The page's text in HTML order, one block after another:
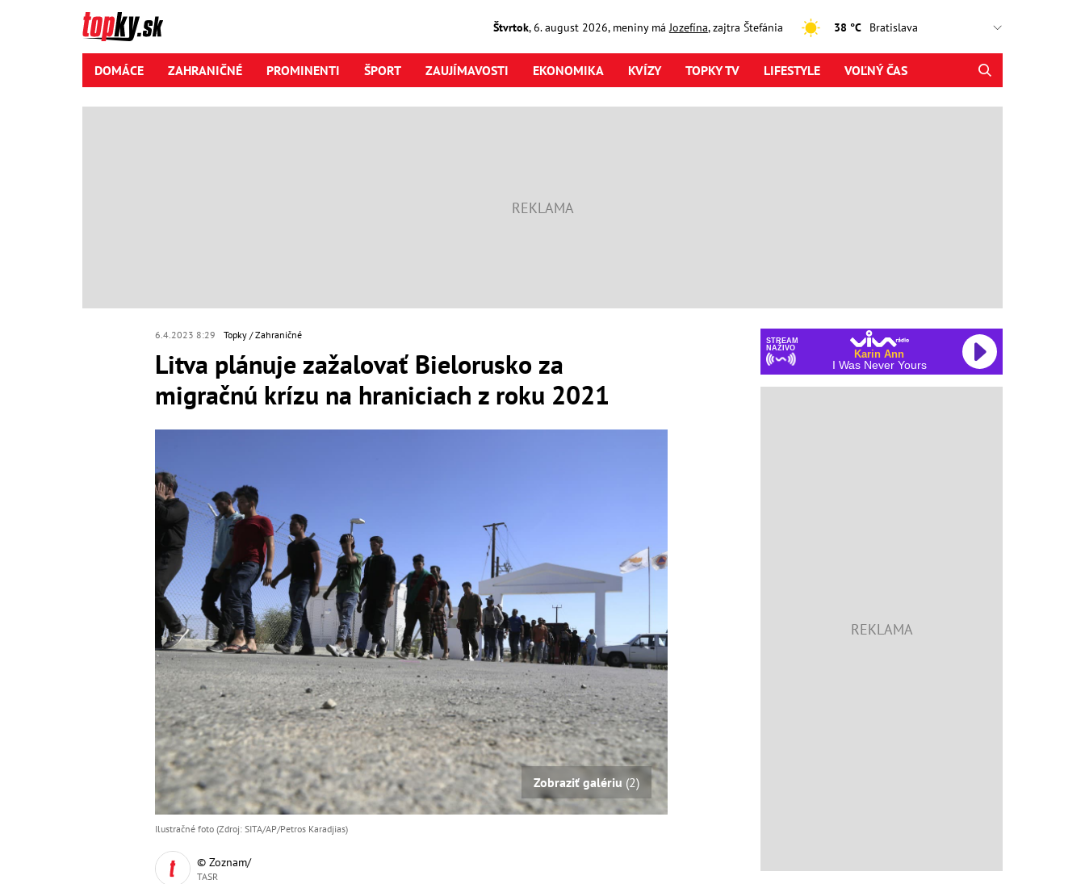
Štvrtok,6. august2026, meniny má Jozefína, zajtra Štefánia 38 °C
DOMÁCE ZAHRANIČNÉ PROMINENTI ŠPORT ZAUJÍMAVOSTI EKONOMIKA KVÍZY TOPKY TV LIFESTYLE VOĽNÝ ČAS
6.4.2023 8:29 Topky Zahraničné
Litva plánuje zažalovať Bielorusko za
migračnú krízu na hraniciach z roku 2021
Zobraziť galériu (2)
Ilustračné foto (Zdroj: SITA/AP/Petros Karadjias)
© Zoznam/
TASR
STREAM
NAŽIVO
Karin Ann
I Was Never Yours